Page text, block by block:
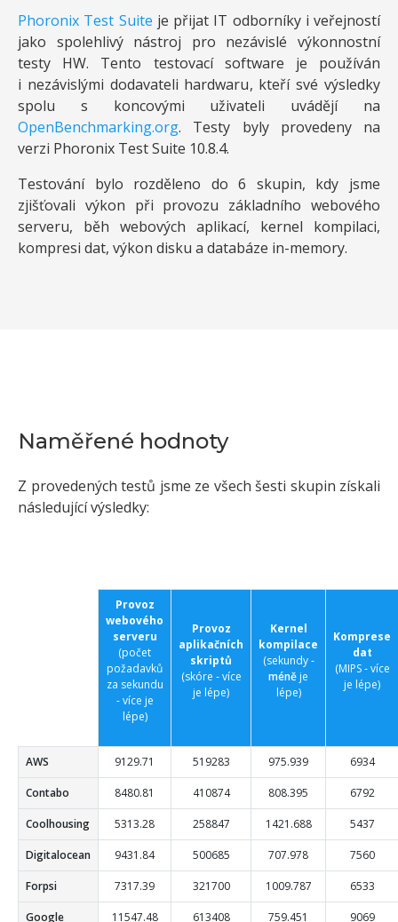
Phoronix Test Suite je přijat IT odborníky i veřejností
jako spolehlivý nástroj pro nezávislé výkonnostní
testy HW. Tento testovací software je používán
i nezávislými dodavateli hardwaru, kteří své výsledky
spolu s koncovými uživateli uvádějí na
OpenBenchmarking.org. Testy byly provedeny na
verzi Phoronix Test Suite 10.8.4.
Testování bylo rozděleno do 6 skupin, kdy jsme
zjišťovali výkon při provozu základního webového
serveru, běh webových aplikací, kernel kompilaci,
kompresi dat, výkon disku a databáze in-memory.
Naměřené hodnoty
Z provedených testů jsme ze všech šesti skupin získali
následující výsledky:
Provoz
webového
serveru
(počet
požadavků
za sekundu
- více je
lépe)
Provoz
aplikačních
skriptů
(skóre ‑ více
je lépe)
Kernel
kompilace
(sekundy ‑
méně je
lépe)
Komprese
dat
(MIPS ‑ více
je lépe)
AWS 9129.71 519283 975.939 6934
Contabo 8480.81 410874 808.395 6792
Coolhousing 5313.28 258847 1421.688 5437
Digitalocean 9431.84 500685 707.978 7560
Forpsi 7317.39 321700 1009.787 6533
Google 11547.48 613408 759.451 9069